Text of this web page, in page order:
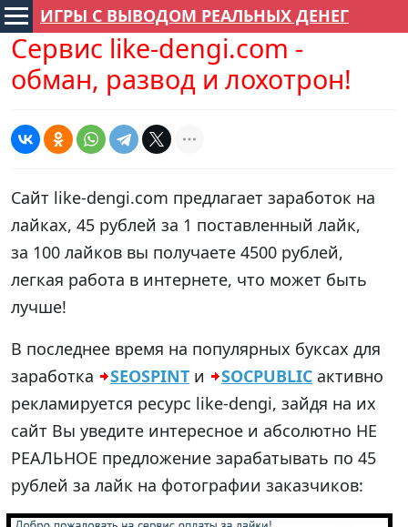
ИГРЫ С ВЫВОДОМ РЕАЛЬНЫХ ДЕНЕГ
Сервис like-dengi.com -
обман, развод и лохотрон!
Сайт like-dengi.com предлагает заработок на
лайках, 45 рублей за 1 поставленный лайк,
за 100 лайков вы получаете 4500 рублей,
легкая работа в интернете, что может быть
лучше!
В последнее время на популярных буксах для
заработка
SEOSPINT и SOCPUBLIC активно
рекламируется ресурс like-dengi, зайдя на их
сайт Вы уведите интересное и абсолютно НЕ
РЕАЛЬНОЕ предложение зарабатывать по 45
рублей за лайк на фотографии заказчиков: